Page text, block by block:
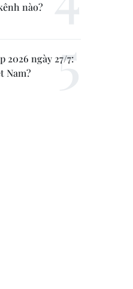
nào?
2026 ngày 27/7:
Nam?